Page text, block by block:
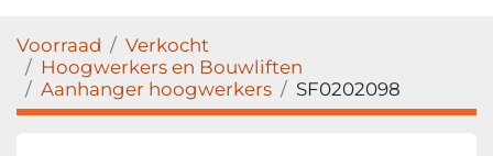
Voorraad
Verkocht
Hoogwerkers en Bouwliften
Aanhanger hoogwerkers
SF0202098